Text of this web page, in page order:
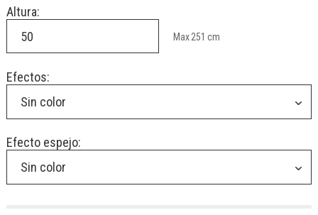
Altura:
Max251 cm
Efectos:
Sin color
Efecto espejo:
Sin color